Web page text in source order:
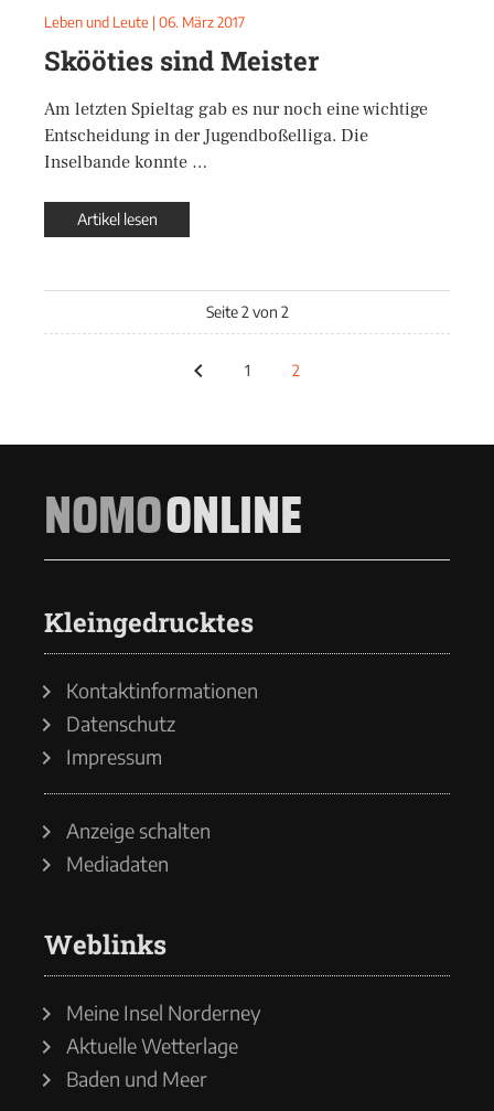
Leben und Leute | 06. März 2017
Skööties sind Meister
Am letzten Spieltag gab es nur noch eine wichtige
Entscheidung in der Jugendboßelliga. Die
Inselbande konnte …
Artikel lesen
Seite 2 von 2
1 2
NOMOONLINE
Kleingedrucktes
Kontaktinformationen
Datenschutz
Impressum
Anzeige schalten
Mediadaten
Weblinks
Meine Insel Norderney
Aktuelle Wetterlage
Baden und Meer